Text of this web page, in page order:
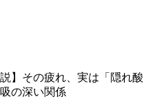
】その疲れ、実は「隠れ酸
の深い関係